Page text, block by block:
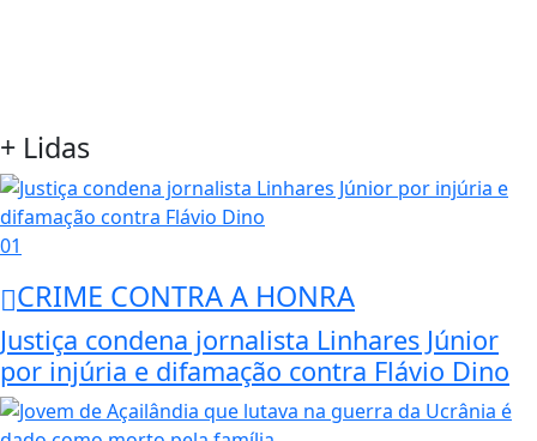
+ Lidas
01
CRIME CONTRA A HONRA
Justiça condena jornalista Linhares Júnior
por injúria e difamação contra Flávio Dino